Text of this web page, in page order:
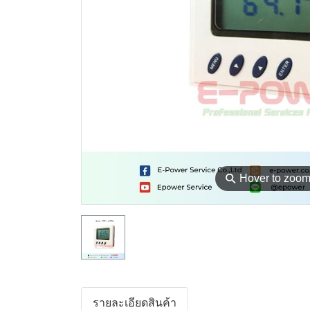
⚲Hover to zoom
รายละเอียดสินค้า